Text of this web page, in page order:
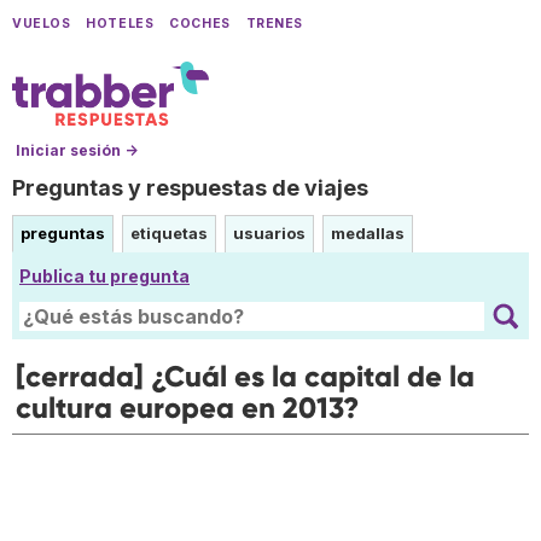
VUELOS HOTELES COCHES TRENES
Iniciar sesión →
Preguntas y respuestas de viajes
preguntas etiquetas usuarios medallas
Publica tu pregunta
[cerrada] ¿Cuál es la capital de la
cultura europea en 2013?